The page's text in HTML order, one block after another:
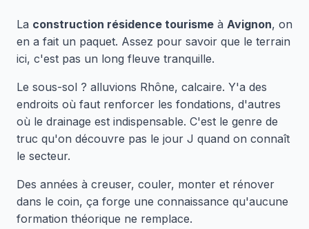
La construction résidence tourisme à Avignon, on
en a fait un paquet. Assez pour savoir que le terrain
ici, c'est pas un long fleuve tranquille.
Le sous-sol ? alluvions Rhône, calcaire. Y'a des
endroits où faut renforcer les fondations, d'autres
où le drainage est indispensable. C'est le genre de
truc qu'on découvre pas le jour J quand on connaît
le secteur.
Des années à creuser, couler, monter et rénover
dans le coin, ça forge une connaissance qu'aucune
formation théorique ne remplace.